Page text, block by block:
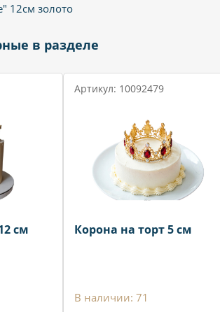
12см золото
в разделе
см
Артикул: 10092479
Корона на торт 5 см
В наличии: 71